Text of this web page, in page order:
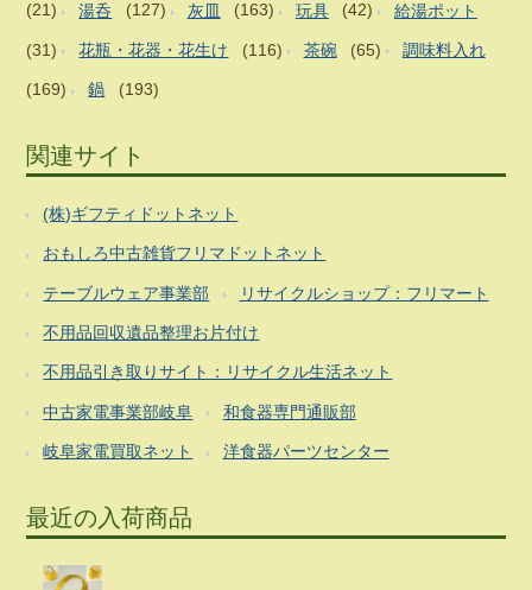
(21) 湯呑 (127) 灰皿 (163) 玩具 (42) 給湯ポット
(31) 花瓶・花器・花生け (116) 茶碗 (65) 調味料入れ
(169) 鍋 (193)
関連サイト
(株)ギフティドットネット
おもしろ中古雑貨フリマドットネット
テーブルウェア事業部 リサイクルショップ：フリマート
不用品回収遺品整理お片付け
不用品引き取りサイト：リサイクル生活ネット
中古家電事業部岐阜 和食器専門通販部
岐阜家電買取ネット 洋食器パーツセンター
最近の入荷商品